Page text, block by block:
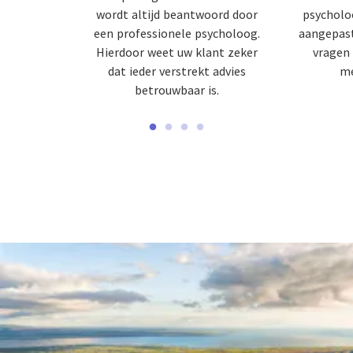
wordt altijd beantwoord door
een professionele psycholoog.
Hierdoor weet uw klant zeker
dat ieder verstrekt advies
betrouwbaar is.